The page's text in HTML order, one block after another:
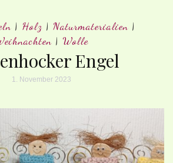
| Holz| Naturmaterialien|
| Wolle
Engel
1. November 2023